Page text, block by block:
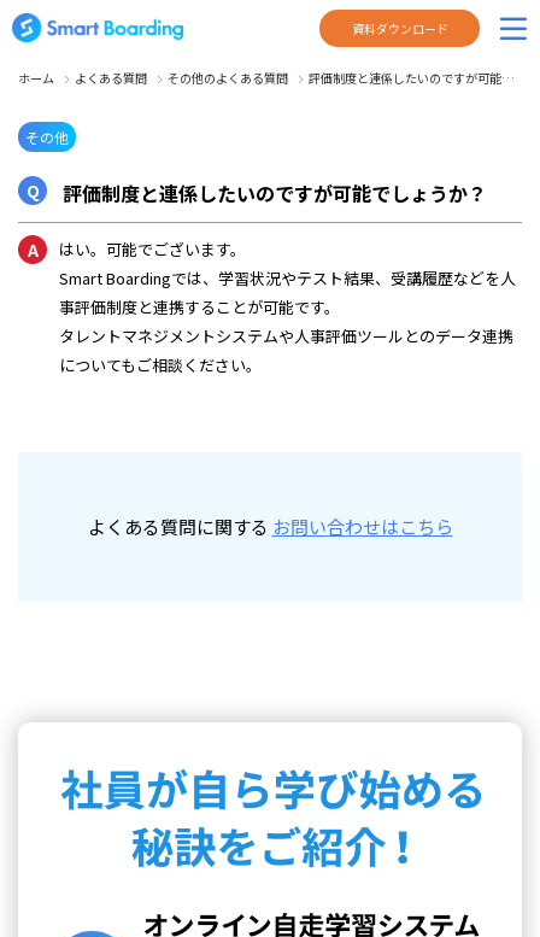
資料ダウンロード
ホーム よくある質問 その他のよくある質問 評価制度と連係したいのですが可能…
その他
評価制度と連係したいのですが可能でしょうか？
はい。可能でございます。
Smart Boardingでは、学習状況やテスト結果、受講履歴などを人
事評価制度と連携することが可能です。
タレントマネジメントシステムや人事評価ツールとのデータ連携
についてもご相談ください。
よくある質問に関する お問い合わせはこちら